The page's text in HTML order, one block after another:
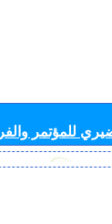
للمؤتمر